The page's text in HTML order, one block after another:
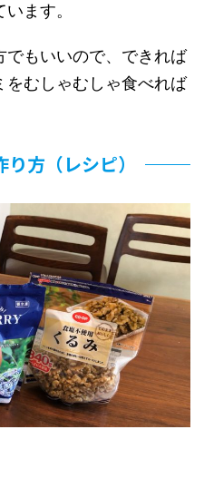
ます。
もいいので、できれば
むしゃむしゃ食べれば
方（レシピ）